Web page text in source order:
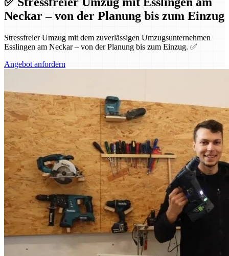
Neckar – von der Planung bis zum Einzug
Stressfreier Umzug mit dem zuverlässigen Umzugsunternehmen
Esslingen am Neckar – von der Planung bis zum Einzug. ✅
Angebot anfordern